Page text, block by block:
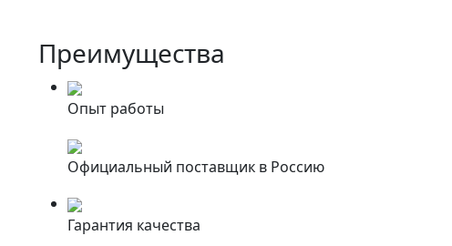
Преимущества
Опыт работы
Официальный поставщик в Россию
Гарантия качества